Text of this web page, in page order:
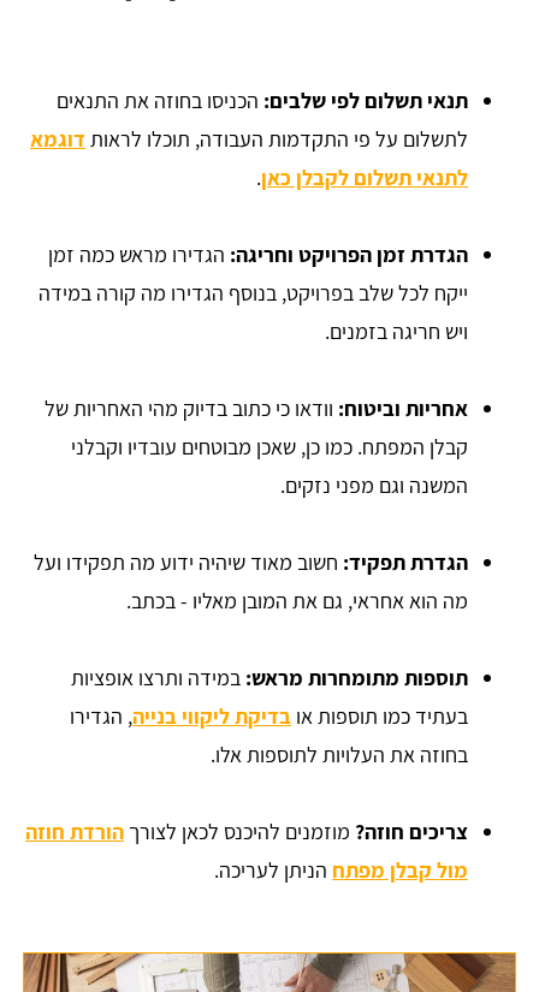
תנאי תשלום לפי שלבים: הכניסו בחוזה את התנאים
לתשלום על פי התקדמות העבודה, תוכלו לראות דוגמא
לתנאי תשלום לקבלן כאן.
הגדרת זמן הפרויקט וחריגה: הגדירו מראש כמה זמן
ייקח לכל שלב בפרויקט, בנוסף הגדירו מה קורה במידה
ויש חריגה בזמנים.
אחריות וביטוח: וודאו כי כתוב בדיוק מהי האחריות של
קבלן המפתח. כמו כן, שאכן מבוטחים עובדיו וקבלני
המשנה וגם מפני נזקים.
הגדרת תפקיד: חשוב מאוד שיהיה ידוע מה תפקידו ועל
מה הוא אחראי, גם את המובן מאליו - בכתב.
תוספות מתומחרות מראש: במידה ותרצו אופציות
בעתיד כמו תוספות או בדיקת ליקווי בנייה, הגדירו
בחוזה את העלויות לתוספות אלו.
צריכים חוזה? מוזמנים להיכנס לכאן לצורך הורדת חוזה
מול קבלן מפתח הניתן לעריכה.